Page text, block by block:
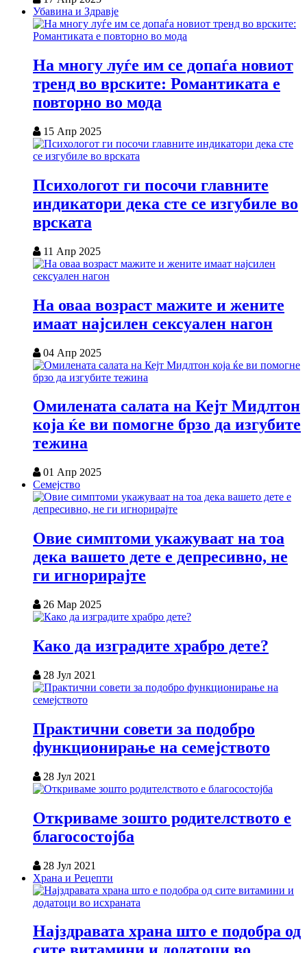
Убавина и Здравје
На многу луѓе им се допаѓа новиот
тренд во врските: Романтиката е
повторно во мода
15 Апр 2025
Психологот ги посочи главните
индикатори дека сте се изгубиле во
врската
11 Апр 2025
На оваа возраст мажите и жените
имаат најсилен сексуален нагон
04 Апр 2025
Омилената салата на Кејт Мидлтон
која ќе ви помогне брзо да изгубите
тежина
01 Апр 2025
Семејство
Овие симптоми укажуваат на тоа
дека вашето дете е депресивно, не
ги игнорирајте
26 Мар 2025
Како да изградите храбро дете?
28 Јул 2021
Практични совети за подобро
функционирање на семејството
28 Јул 2021
Откриваме зошто родителството е
благосостојба
28 Јул 2021
Храна и Рецепти
Најздравата храна што е подобра од